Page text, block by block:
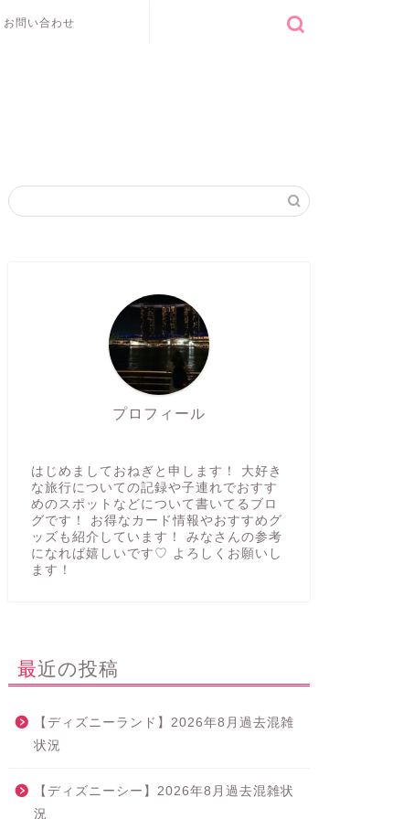
お問い合わせ
プロフィール
はじめましておねぎと申します！ 大好き
な旅行についての記録や子連れでおすす
めのスポットなどについて書いてるブロ
グです！ お得なカード情報やおすすめグ
ッズも紹介しています！ みなさんの参考
になれば嬉しいです♡ よろしくお願いし
ます！
最近の投稿
【ディズニーランド】2026年8月過去混雑
状況
【ディズニーシー】2026年8月過去混雑状
況